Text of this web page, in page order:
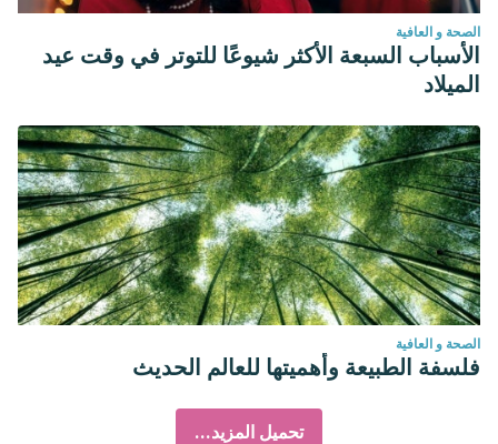
الصحة و العافية
الأسباب السبعة الأكثر شيوعًا للتوتر في وقت عيد
الميلاد
الصحة و العافية
فلسفة الطبيعة وأهميتها للعالم الحديث
تحميل المزيد...